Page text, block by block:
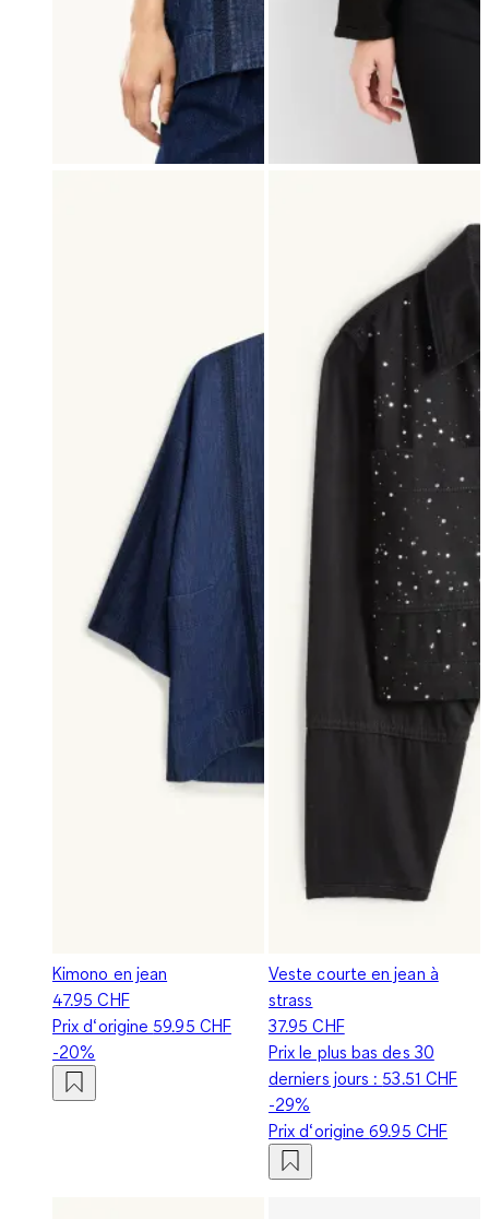
Kimono en jean
47.95 CHF
Prix d‘origine 59.95 CHF
-20%
Veste courte en jean à
strass
37.95 CHF
Prix le plus bas des 30
derniers jours : 53.51 CHF
-29%
Prix d‘origine69.95 CHF